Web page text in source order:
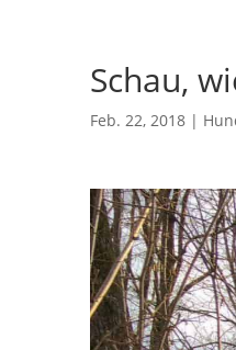
Schau,
Feb. 22, 2018|